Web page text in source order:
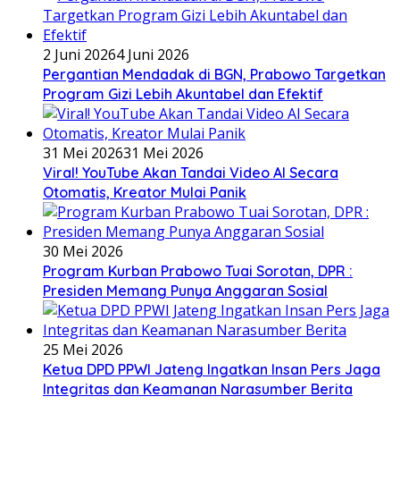
2 Juni 20264 Juni 2026
Pergantian Mendadak di BGN, Prabowo Targetkan
Program Gizi Lebih Akuntabel dan Efektif
31 Mei 202631 Mei 2026
Viral! YouTube Akan Tandai Video AI Secara
Otomatis, Kreator Mulai Panik
30 Mei 2026
Program Kurban Prabowo Tuai Sorotan, DPR :
Presiden Memang Punya Anggaran Sosial
25 Mei 2026
Ketua DPD PPWI Jateng Ingatkan Insan Pers Jaga
Integritas dan Keamanan Narasumber Berita